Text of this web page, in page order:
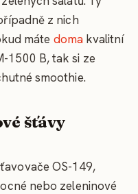
z nich
máte domakvalitní
1500 B, tak si ze
smoothie.
šťávy
OS-149,
nebo zeleninové